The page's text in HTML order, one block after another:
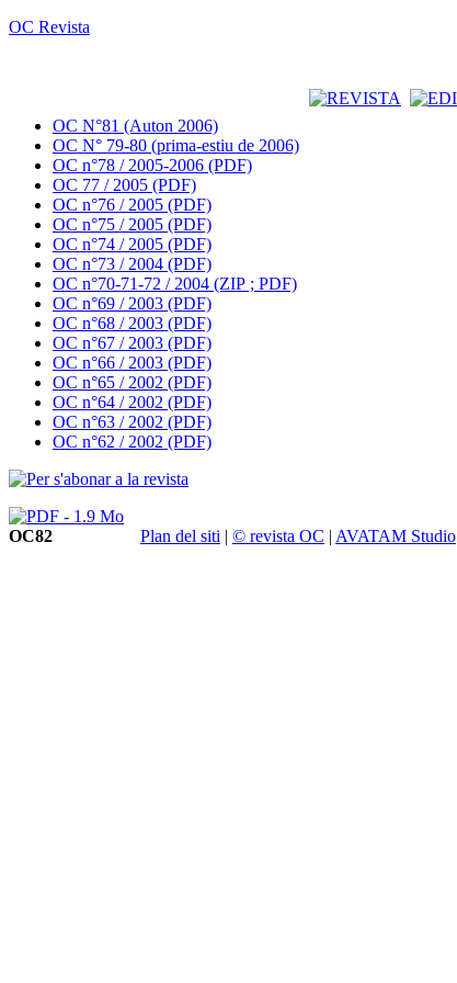
OC Revista
OC N°81 (Auton 2006)
OC N° 79-80 (prima-estiu de 2006)
OC n°78 / 2005-2006 (PDF)
OC 77 / 2005 (PDF)
OC n°76 / 2005 (PDF)
OC n°75 / 2005 (PDF)
OC n°74 / 2005 (PDF)
OC n°73 / 2004 (PDF)
OC n°70-71-72 / 2004 (ZIP ; PDF)
OC n°69 / 2003 (PDF)
OC n°68 / 2003 (PDF)
OC n°67 / 2003 (PDF)
OC n°66 / 2003 (PDF)
OC n°65 / 2002 (PDF)
OC n°64 / 2002 (PDF)
OC n°63 / 2002 (PDF)
OC n°62 / 2002 (PDF)
OC82 Plan del siti | © revista OC | AVATAM Studio